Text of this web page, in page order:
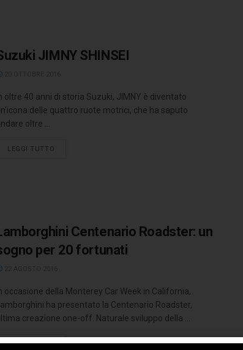
JIMNY SHINSEI
oltre 40 anni di storia Suzuki, JIMNY è diventato
delle quattro ruote motrici, che ha saputo
oltre ...
LEGGI TUTTO
Centenario Roadster: un
per 20 fortunati
occasione della Monterey Car Week in California,
ha presentato la Centenario Roadster,
creazione one-off. Naturale sviluppo della ...
LEGGI TUTTO